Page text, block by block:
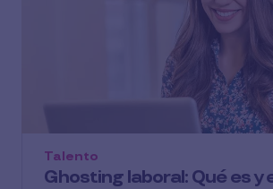
Ghosting laboral: Qué es y
Talento